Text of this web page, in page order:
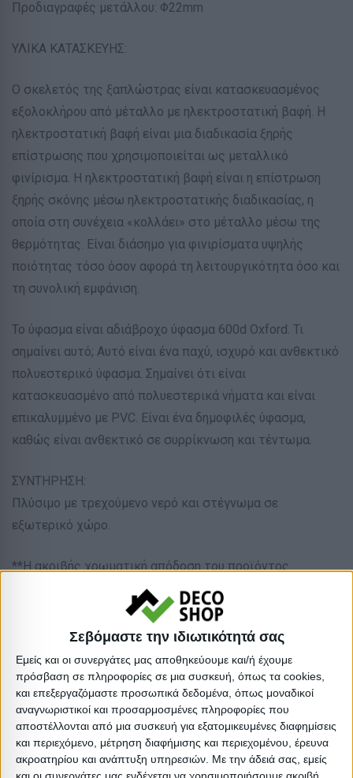
Σεβόμαστε την ιδιωτικότητά σας
Εμείς και οι συνεργάτες μας αποθηκεύουμε και/ή έχουμε
πρόσβαση σε πληροφορίες σε μια συσκευή, όπως τα cookies,
και επεξεργαζόμαστε προσωπικά δεδομένα, όπως μοναδικοί
αναγνωριστικοί και προσαρμοσμένες πληροφορίες που
αποστέλλονται από μια συσκευή για εξατομικευμένες διαφημίσεις
και περιεχόμενο, μέτρηση διαφήμισης και περιεχομένου, έρευνα
ακροατηρίου και ανάπτυξη υπηρεσιών. Με την άδειά σας, εμείς
Προδιαγραφές μετάλλου: Φ22mm
ΥΛΙΚΑ ΚΑΤΑΣΚΕΥΗΣ:
Ο σκελετός της ξαπλώστρας είναι κατασκευασμένος
εξολοκλήρου από μέταλλο με ηλεκτροστατική βαφή. Η
ηλεκτροστατική βαφή είναι μια διαδικασία ξηρής
επίστρωσης που χρησιμοποιείται ως μεταλλικό
φινίρισμα. Η ηλεκτροστατική βαφή είναι η επίστρωση
ξηρής σκόνης μέσω ηλεκτροστατικής διαδικασίας, η
οποία στη συνέχεια «κολλάει» στο μέταλλο μέσω της
θερμότητας. Είναι διάσημο για φινιρίσματα υψηλής
ποιότητας τόσο όσον αφορά τη λειτουργικότητα όσο και
τη συνολική εμφάνιση.
Το ύφασμα είναι αδιάβροχο ύφασμα 600d Oxford. Τι
σημαίνει αυτό; Αυτό είναι ένα παχύ, ισχυρό και ανθεκτικό
πολυεστερικό ύφασμα. Σημαίνει ότι είναι
κατασκευασμένο από πολυεστερικά νήματα και είναι
επικαλυμμένο με PVC. Είναι ένα δημοφιλές ύφασμα,
καθώς είναι ανθεκτικό σε συρρίκνωση και τέντωμα.
ΣΥΝΤΗΡΗΣΗ:
Πλύσιμο με τρεχούμενο νερό και στέγνωμα σε
εξωτερικό χώρο.
**Η ακριβής χρωματική απόδοση του προϊόντος
ενδέχεται να διαφέρει ελάχιστα από το πραγματικό
λόγω των διαφορετικών ρυθμίσεων της κάθε οθόνης.
Υλικό: Μέταλλο
Απόχρωση: Μπλε
Βαρος: 5.4kg
Όγκος: 0.06 m³